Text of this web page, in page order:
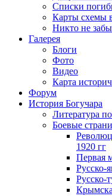
Списки
Карты схемы
Никто не
Галерея
Блоги
Фото
Видео
Карта
Форум
История Богучара
Литература
Боевые
1920 гг
Первая
Русско-
Русско-